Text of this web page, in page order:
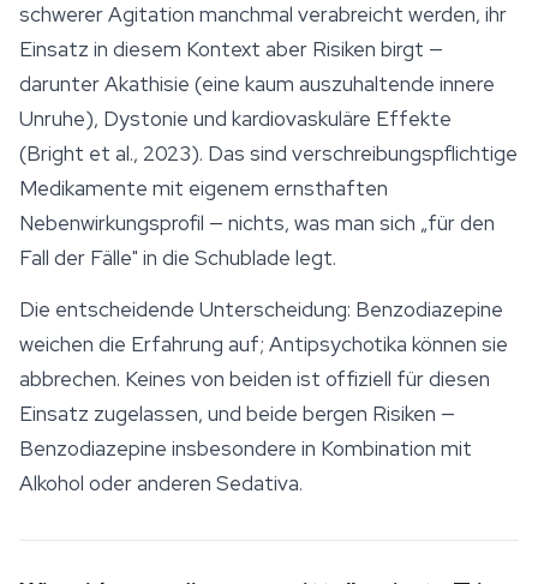
schwerer Agitation manchmal verabreicht werden, ihr
Einsatz in diesem Kontext aber Risiken birgt —
darunter Akathisie (eine kaum auszuhaltende innere
Unruhe), Dystonie und kardiovaskuläre Effekte
(Bright et al., 2023). Das sind verschreibungspflichtige
Medikamente mit eigenem ernsthaften
Nebenwirkungsprofil — nichts, was man sich „für den
Fall der Fälle" in die Schublade legt.
Die entscheidende Unterscheidung: Benzodiazepine
weichen die Erfahrung auf; Antipsychotika können sie
abbrechen. Keines von beiden ist offiziell für diesen
Einsatz zugelassen, und beide bergen Risiken —
Benzodiazepine insbesondere in Kombination mit
Alkohol oder anderen Sedativa.